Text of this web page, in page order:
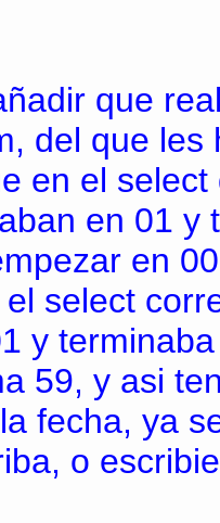
||e!=':')
que
del que
en el
en 01 y
en
select
y
59, y asi
fecha, ya
o